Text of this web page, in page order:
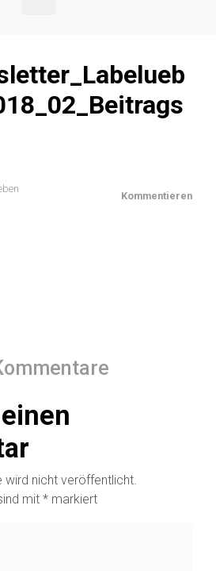
Kommentieren
wird nicht veröffentlicht.
mit * markiert